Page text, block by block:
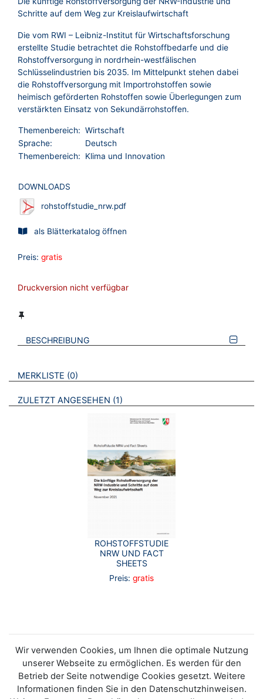
Schritte auf dem Weg zur Kreislaufwirtschaft
Die vom RWI – Leibniz-Institut für Wirtschaftsforschung
erstellte Studie betrachtet die Rohstoffbedarfe und die
Rohstoffversorgung in nordrhein-westfälischen
Schlüsselindustrien bis 2035. Im Mittelpunkt stehen dabei
die Rohstoffversorgung mit Importrohstoffen sowie
heimisch geförderten Rohstoffen sowie Überlegungen zum
verstärkten Einsatz von Sekundärrohstoffen.
Themenbereich: Wirtschaft
Sprache:
Deutsch
Themenbereich:
Klima und Innovation
DOWNLOADS
rohstoffstudie_nrw.pdf
als Blätterkatalog öffnen
Preis: gratis
Druckversion nicht verfügbar
BESCHREIBUNG
VERWEISE AUF VERMERKTE- ODER ZULETZT ANGESEHENE
MERKLISTE 0 BROSCHÜREN
ZULETZT ANGESEHEN 1 BROSCHÜREN
ROHSTOFFSTUDIE
NRW UND FACT
SHEETS
Preis: gratis
Wir verwenden Cookies, um Ihnen die optimale Nutzung
unserer Webseite zu ermöglichen. Es werden für den
Betrieb der Seite notwendige Cookies gesetzt. Weitere
Informationen finden Sie in den Datenschutzhinweisen.